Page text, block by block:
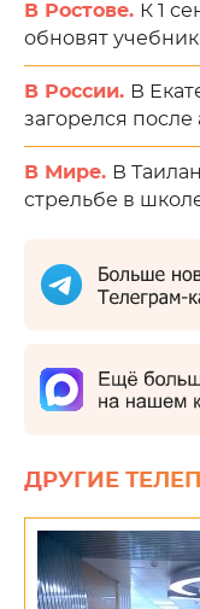
В Ростове. К 1
обновят
В России. В
загорелся после
В Мире. В
стрельбе в
ДРУГИЕ